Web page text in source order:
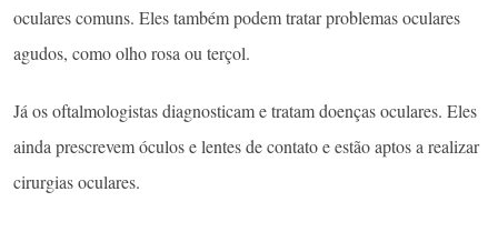
oculares comuns. Eles também podem tratar problemas oculares
agudos, como olho rosa ou terçol.
Já os oftalmologistas diagnosticam e tratam doenças oculares. Eles
ainda prescrevem óculos e lentes de contato e estão aptos a realizar
cirurgias oculares.